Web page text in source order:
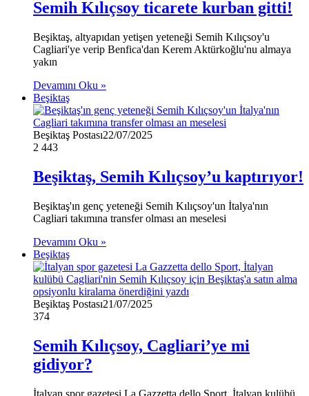
Semih Kılıçsoy ticarete kurban gitti!
Beşiktaş, altyapıdan yetişen yeteneği Semih Kılıçsoy'u
Cagliari'ye verip Benfica'dan Kerem Aktürkoğlu'nu almaya
yakın
Devamını Oku »
Beşiktaş
Beşiktaş Postası22/07/2025
2 443
Beşiktaş, Semih Kılıçsoy’u kaptırıyor!
Beşiktaş'ın genç yeteneği Semih Kılıçsoy'un İtalya'nın
Cagliari takımına transfer olması an meselesi
Devamını Oku »
Beşiktaş
Beşiktaş Postası21/07/2025
374
Semih Kılıçsoy, Cagliari’ye mi
gidiyor?
İtalyan spor gazetesi La Gazzetta dello Sport, İtalyan kulübü